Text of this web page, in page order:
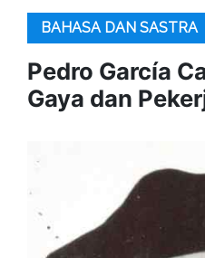
BAHASA DAN SASTRA
Pedro García
Gaya dan